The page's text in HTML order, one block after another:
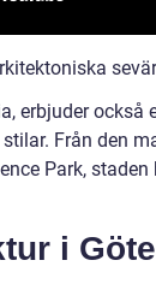
erbjuder
Från den
Park,
i